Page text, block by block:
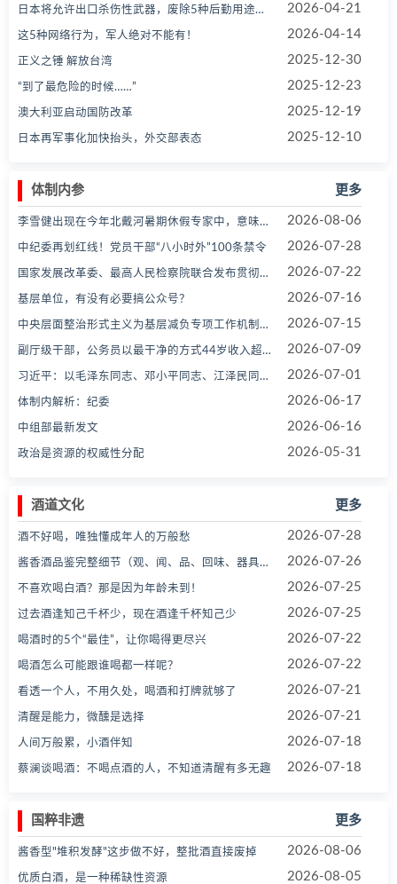
日本将允许出口杀伤性武器，废除5种后勤用途武器出口限制！日本舆论：将改变日本作为所谓“和平国家”的状 2026-04-21
这5种网络行为，军人绝对不能有！ 2026-04-14
正义之锤 解放台湾 2025-12-30
“到了最危险的时候……” 2025-12-23
澳大利亚启动国防改革 2025-12-19
日本再军事化加快抬头，外交部表态 2025-12-10
体制内参 更多
李雪健出现在今年北戴河暑期休假专家中，意味着什么 2026-08-06
中纪委再划红线！党员干部“八小时外”100条禁令 2026-07-28
国家发展改革委、最高人民检察院联合发布贯彻实施民营经济促进法典型案例（第二批） 2026-07-22
基层单位，有没有必要搞公众号？ 2026-07-16
中央层面整治形式主义为基层减负专项工作机制办公室、中央纪委办公厅公开通报3起整治形式主义为基层减负典 2026-07-15
副厅级干部，公务员以最干净的方式44岁收入超4100万，体制内里副业最牛的人！ 2026-07-09
习近平：以毛泽东同志、邓小平同志、江泽民同志、胡锦涛同志为主要代表的中国共产党人，为中华民族伟大复兴 2026-07-01
体制内解析：纪委 2026-06-17
中组部最新发文 2026-06-16
政治是资源的权威性分配 2026-05-31
酒道文化 更多
酒不好喝，唯独懂成年人的万般愁 2026-07-28
酱香酒品鉴完整细节（观、闻、品、回味、器具环境全要点） 2026-07-26
不喜欢喝白酒？那是因为年龄未到！ 2026-07-25
过去酒逢知己千杯少，现在酒逢千杯知己少 2026-07-25
喝酒时的5个“最佳”，让你喝得更尽兴 2026-07-22
喝酒怎么可能跟谁喝都一样呢？ 2026-07-22
看透一个人，不用久处，喝酒和打牌就够了 2026-07-21
清醒是能力，微醺是选择 2026-07-21
人间万般累，小酒伴知 2026-07-18
蔡澜谈喝酒：不喝点酒的人，不知道清醒有多无趣 2026-07-18
国粹非遗 更多
酱香型"堆积发酵"这步做不好，整批酒直接废掉 2026-08-06
优质白酒，是一种稀缺性资源 2026-08-05